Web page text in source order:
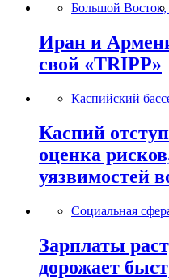
Большой Восток,
Иран и
свой «TRIPP»
Каспийский
Каспий
оценка
уязвимостей
Социальная
Зарплаты
дорожает